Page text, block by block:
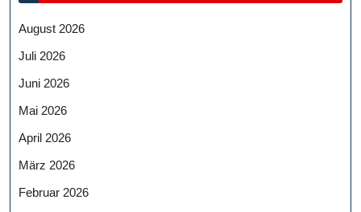
August 2026
Juli 2026
Juni 2026
Mai 2026
April 2026
März 2026
Februar 2026